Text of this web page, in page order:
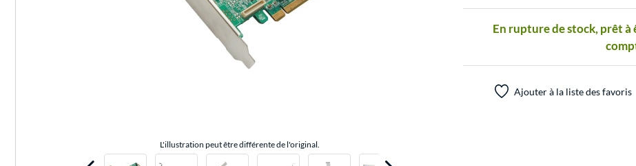
L'illustration peut être différente de l'original.
En rupture de stock, prêt à
Ajouter à la liste des favoris